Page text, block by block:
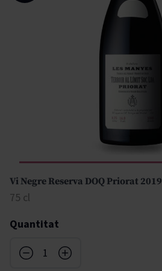
Vi Negre Reserva DOQ Priorat 2019
75 cl
Quantitat